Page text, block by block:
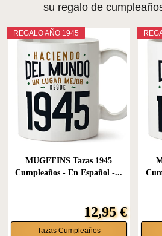
su regalo de
REGALO AÑO 1945
MUGFFINS Tazas 1945
Cumpleaños - En Español -...
12,95 €
Tazas Cumpleaños